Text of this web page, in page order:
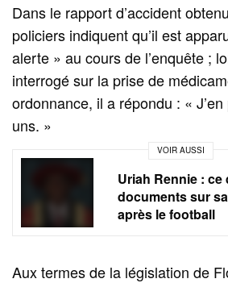
Dans le rapport d’accident
policiers indiquent qu’il est
alerte » au cours de l’enquête ;
interrogé sur la prise de
ordonnance, il a répondu : «
uns. »
VOIR AUSSI
Uriah Rennie :
documents sur
après le football
Aux termes de la législation de